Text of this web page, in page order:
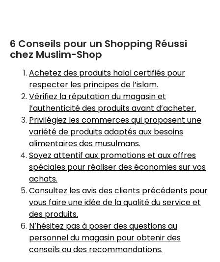
6 Conseils pour un Shopping Réussi
chez Muslim-Shop
Achetez des produits halal certifiés pour
respecter les principes de l’islam.
Vérifiez la réputation du magasin et
l’authenticité des produits avant d’acheter.
Privilégiez les commerces qui proposent une
variété de produits adaptés aux besoins
alimentaires des musulmans.
Soyez attentif aux promotions et aux offres
spéciales pour réaliser des économies sur vos
achats.
Consultez les avis des clients précédents pour
vous faire une idée de la qualité du service et
des produits.
N’hésitez pas à poser des questions au
personnel du magasin pour obtenir des
conseils ou des recommandations.